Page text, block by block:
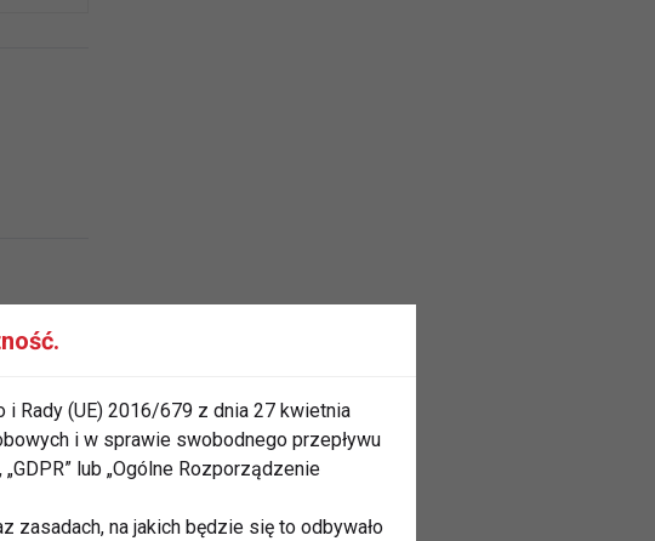
Rady (UE) 2016/679 z dnia 27 kwietnia
i w sprawie swobodnego przepływu
lub „Ogólne Rozporządzenie
zasadach, na jakich będzie się to odbywało